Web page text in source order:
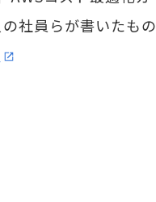
社員らが書いたも